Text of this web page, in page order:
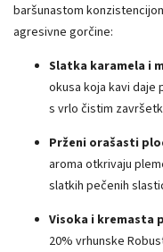
baršunastom
agresivne gorčine:
Slatka karamela i
okusa koja kavi daje
s vrlo čistim
Prženi orašasti
aroma otkrivaju
slatkih pečenih
Visoka i kremasta
20% vrhunske